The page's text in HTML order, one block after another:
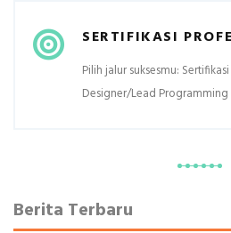
SERTIFIKASI
Pilih jalur suksesmu:
Designer/Lead
Berita Terbaru